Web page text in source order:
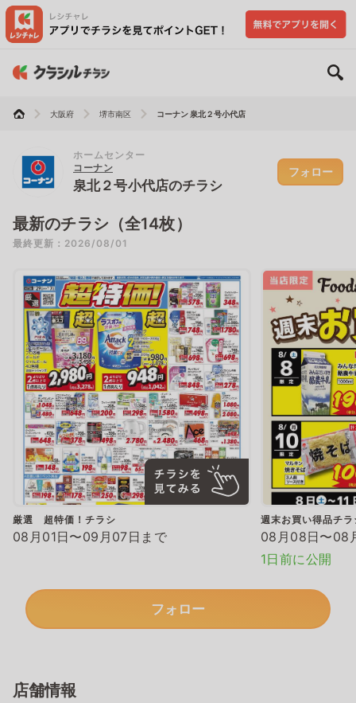
大阪府 堺市南区 コーナン 泉北２号小代店
ホームセンター
コーナン
泉北２号小代店のチラシ
フォロー
最新のチラシ（全14枚）
最終更新：2026/08/01
厳選 超特価！チラシ
08月01日〜09月07日まで
週末お買い得品チラ
08月08日〜08
1日前に公開
フォロー
店舗情報